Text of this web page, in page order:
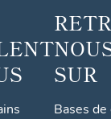
SUR
Bases